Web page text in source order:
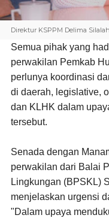
Direktur KSPPM Delima
Semua pihak yang
perwakilan Pemkab
perlunya koordinasi
di daerah, legislative,
dan KLHK dalam
tersebut.
Senada dengan
perwakilan dari Balai
Lingkungan (BPSKL)
menjelaskan urgensi
"Dalam upaya